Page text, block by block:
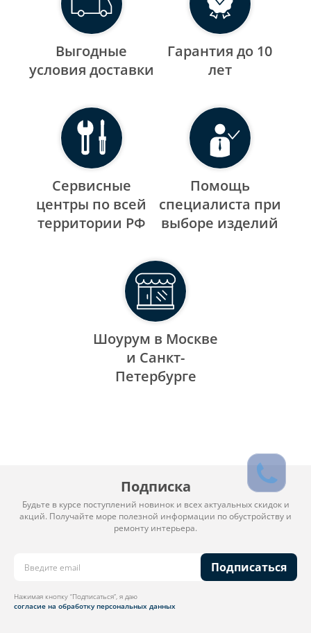
Выгодные
уcловия доставки
Гарантия до 10
лет
Сервисные
центры по всей
территории РФ
Помощь
специалиста при
выборе изделий
Шоурум в Москве
и Санкт-
Петербурге
Подписка
Будьте в курсе поступлений новинок и всех актуальных скидок и
акций. Получайте море полезной информации по обустройству и
ремонту интерьера.
Подписаться
Нажимая кнопку “Подписаться”, я даю
согласие на обработку персональных данных